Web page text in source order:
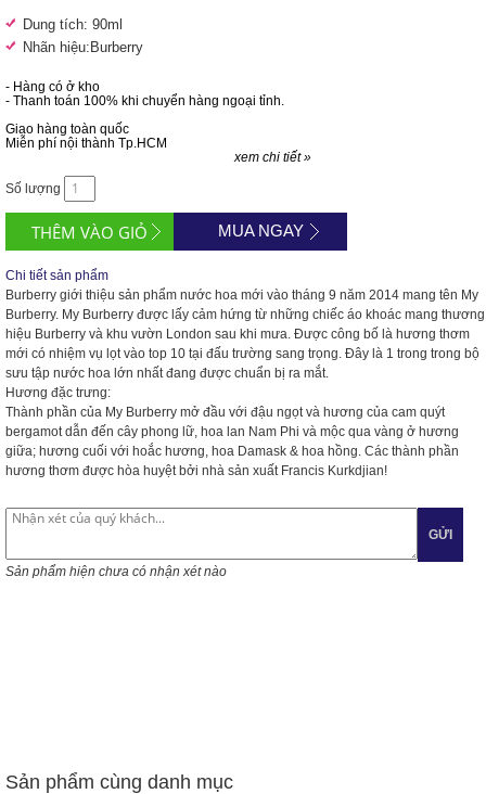
Dung tích: 90ml
Nhãn hiệu:Burberry
- Hàng có ở kho
- Thanh toán 100% khi chuyển hàng ngoại tỉnh.
Giao hàng toàn quốc
Miễn phí nội thành Tp.HCM
xem chi tiết »
Số lượng
MUA NGAY
Chi tiết sản phẩm
Burberry giới thiệu sản phẩm nước hoa mới vào tháng 9 năm 2014 mang tên My
Burberry. My Burberry được lấy cảm hứng từ những chiếc áo khoác mang thương
hiệu Burberry và khu vườn London sau khi mưa. Được công bố là hương thơm
mới có nhiệm vụ lọt vào top 10 tại đấu trường sang trọng. Đây là 1 trong trong bộ
sưu tập nước hoa lớn nhất đang được chuẩn bị ra mắt.
Hương đặc trưng:
Thành phần của My Burberry mở đầu với đậu ngọt và hương của cam quýt
bergamot dẫn đến cây phong lữ, hoa lan Nam Phi và mộc qua vàng ở hương
giữa; hương cuối với hoắc hương, hoa Damask & hoa hồng. Các thành phần
hương thơm được hòa huyệt bởi nhà sản xuất Francis Kurkdjian!
GỬI
Sản phẩm hiện chưa có nhận xét nào
Sản phẩm cùng danh mục